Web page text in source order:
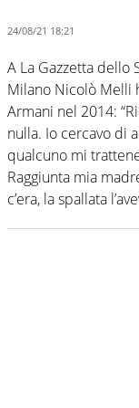
24/08/21 18:21
A La Gazzetta dello
Milano Nicolò Melli
Armani nel 2014:
nulla. Io cercavo di
qualcuno mi
Raggiunta mia
c’era, la spallata